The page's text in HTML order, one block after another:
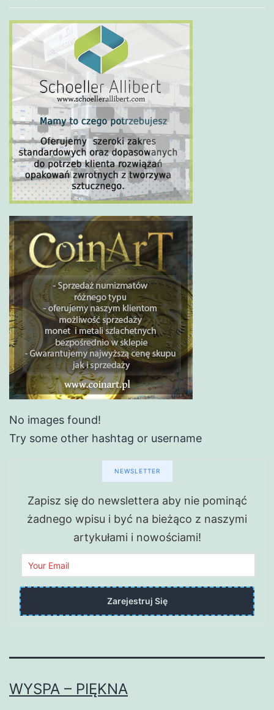
No images found!
Try some other hashtag or username
NEWSLETTER
Zapisz się do newslettera aby nie pominąć
żadnego wpisu i być na bieżąco z naszymi
artykułami i nowościami!
WYSPA – PIĘKNA